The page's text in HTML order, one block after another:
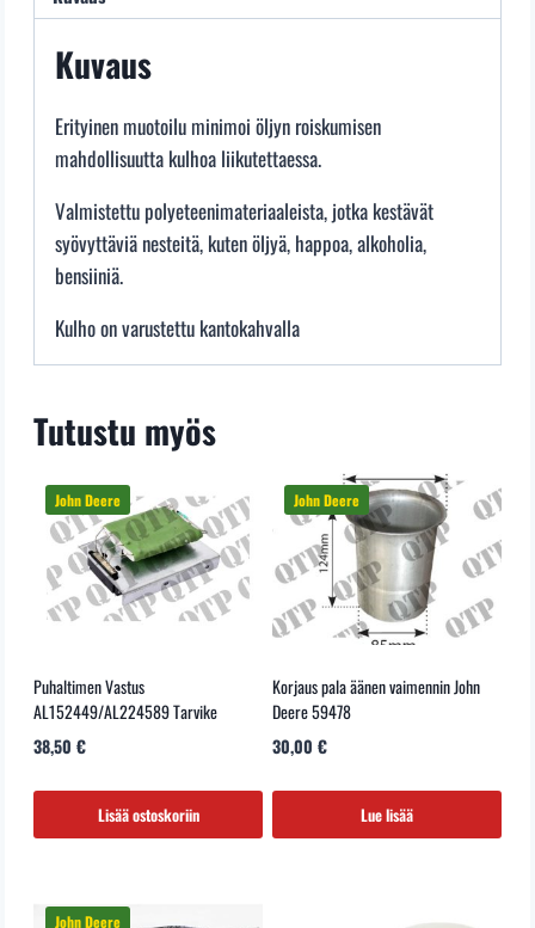
määrä
Kuvaus
Erityinen muotoilu minimoi öljyn roiskumisen
mahdollisuutta kulhoa liikutettaessa.
Valmistettu polyeteenimateriaaleista, jotka kestävät
syövyttäviä nesteitä, kuten öljyä, happoa, alkoholia,
bensiiniä.
Kulho on varustettu kantokahvalla
Tutustu myös
Puhaltimen Vastus
AL152449/AL224589 Tarvike
38,50 €
Lisää ostoskoriin
Korjaus pala äänen vaimennin John
Deere 59478
30,00 €
Lue lisää